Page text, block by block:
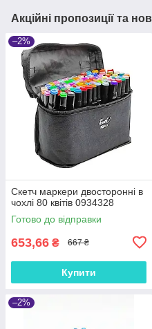
Акційні пропозиції та
–2%
Скетч маркери двосторонні в
чохлі 80 квітів 0934328
Готово до відправки
653,66 ₴ 667 ₴
Купити
–2%